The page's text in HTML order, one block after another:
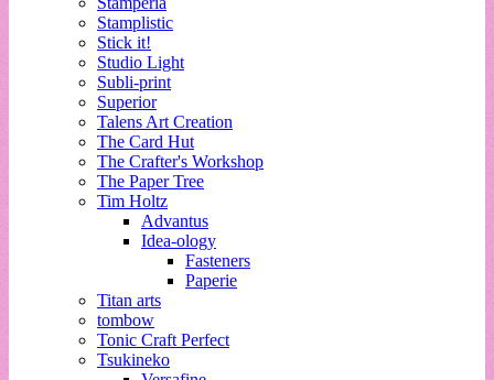
Stamplistic
Stick it!
Studio Light
Subli-print
Superior
Talens Art Creation
The Card Hut
The Crafter's Workshop
The Paper Tree
Tim Holtz
Advantus
Idea-ology
Fasteners
Paperie
Titan arts
tombow
Tonic Craft Perfect
Tsukineko